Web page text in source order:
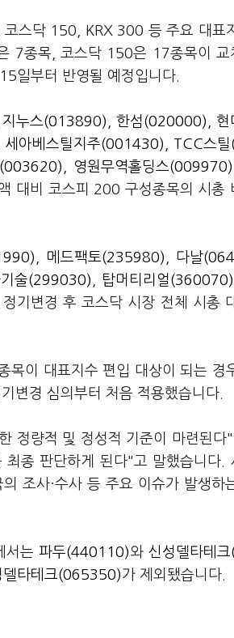
스닥 150, KRX 300 등 주요 대표
7종목, 코스닥 150은 17종목이 교
일부터 반영될 예정입니다.
지누스(013890) 한섬(020000)
현
세아베스틸지주(001430)
TCC스
(003620) 영원무역홀딩스(009970)
대비 코스피 200 구성종목의 시총
메드팩토(235980)
다날
술(299030)
탑머티리얼(360070)
기변경 후 코스닥 시장 전체 시총
목이 대표지수 편입 대상이 되는 경
변경 심의부터 처음 적용했습니다.
정량적 및 정성적 기준이 마련된다
종 판단하게 된다"고 말했습니다.
조사·수사 등 주요 이슈가 발생하
서는 파두(440110)와 신성델타테
델타테크(065350)가 제외됐습니다.